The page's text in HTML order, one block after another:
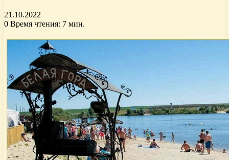
21.10.2022
0 Время чтения: 7 мин.